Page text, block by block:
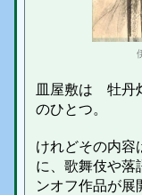
皿屋敷は 牡丹
のひとつ。
けれどその内容
に、歌舞伎や落
ンオフ作品が展